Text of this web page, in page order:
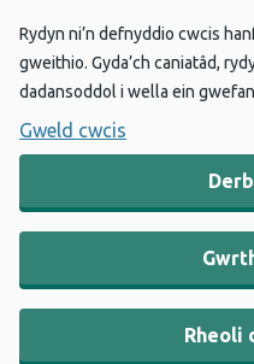
Rydyn ni’n defnyddio cwcis
gweithio. Gyda’ch caniatâd,
dadansoddol i wella ein
Gweld cwcis
Rheoli